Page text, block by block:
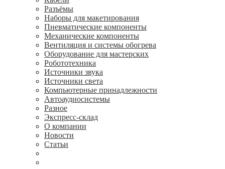
Разъёмы
Наборы для макетирования
Пневматические компоненты
Механические компоненты
Вентиляция и системы обогрева
Оборудование для мастерских
Робототехника
Источники звука
Источники света
Компьютерные принадлежности
Автоаудиосистемы
Разное
Экспресс-склад
О компании
Новости
Статьи